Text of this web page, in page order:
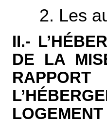
2. Les
II.-
DE LA